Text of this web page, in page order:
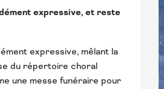
expressive, et reste
expressive, mêlant la
du répertoire choral
une messe funéraire pour